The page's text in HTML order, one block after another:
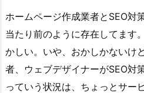
ホームページ作成業者とSEO対
当たり前のように存在してます
かしい。いや、おかしかないけ
者、ウェブデザイナーがSEO対
っていう状況は、ちょっとサー